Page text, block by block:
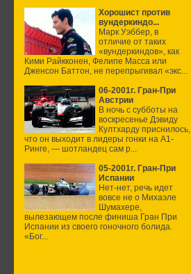
Хорошист против
вундеркиндо...
Марк Уэббер, в
отличие от таких
«вундеркиндов», как
Кими Райкконен, Фелипе Масса или
Дженсон Баттон, не перепрыгивал «экс...
06-2001г. Гран-При
Австрии
В ночь с субботы на
воскресенье Дэвиду
Култхарду приснилось,
что он выходит в лидеры гонки на А1-
Ринге, — шотландец сам р...
05-2001г. Гран-При
Испании
Нет-нет, речь идет
вовсе не о Михаэле
Шумахере,
вылезающем после финиша Гран При
Испании из своего гоночного болида.
«Бог...